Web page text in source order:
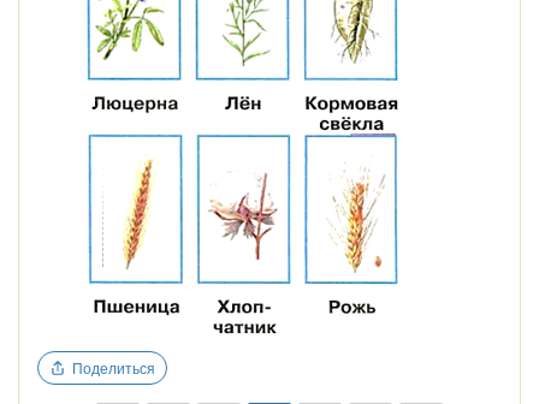
Поделиться